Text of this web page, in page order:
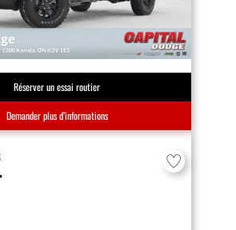
Réserver un essai routier
Demander plus d’informations